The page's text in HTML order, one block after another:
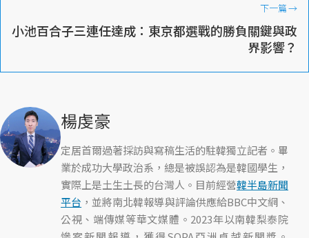
下一篇→
小池百合子三連任達成：東京都選戰的勝負關鍵與政
界影響？
楊虔豪
定居首爾過著採訪與寫稿生活的駐韓獨立記者。畢
業於成功大學政治系，總是被誤認為是韓國學生，
實際上是土生土長的台灣人。目前經營韓半島新聞
平台 ，並將南北韓報導與評論供應給BBC中文網、
公視、端傳媒等華文媒體。2023年以南韓梨泰院